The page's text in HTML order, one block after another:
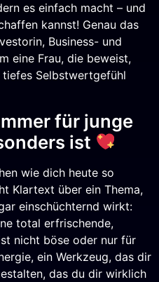
es einfach macht – und
kannst! Genau das
Business- und
eine Frau, die beweist,
Selbstwertgefühl
für junge
ist
wie dich heute so
Klartext über ein Thema,
einschüchternd wirkt:
total erfrischende,
nicht böse oder nur für
ein Werkzeug, das dir
das du dir wirklich